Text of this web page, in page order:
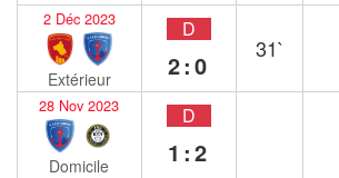
2 Déc 2023
Extérieur
D
2:0
31`
28 Nov 2023
Domicile
D
1:2